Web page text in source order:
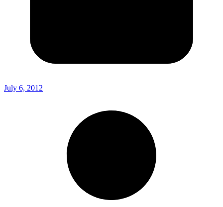
July 6, 2012